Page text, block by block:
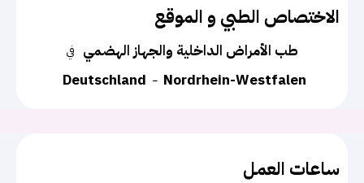
الاختصاص الطبي و الموقع
في طب الأمراض الداخلية والجهاز الهضمي
Deutschland
Nordrhein-Westfalen
ساعات العمل